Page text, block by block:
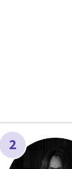
2